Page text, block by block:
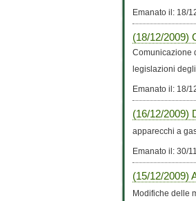
Emanato il: 18/
(18/12/2009)
Comunicazione
legislazioni
Emanato il: 18/
(16/12/2009)
apparecchi a
Emanato il: 30/
(15/12/2009)
Modifiche delle